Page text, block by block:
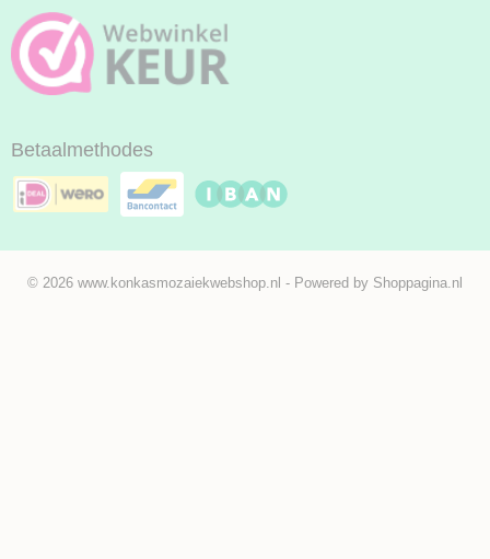
Betaalmethodes
© 2026 www.konkasmozaiekwebshop.nl - Powered by Shoppagina.nl